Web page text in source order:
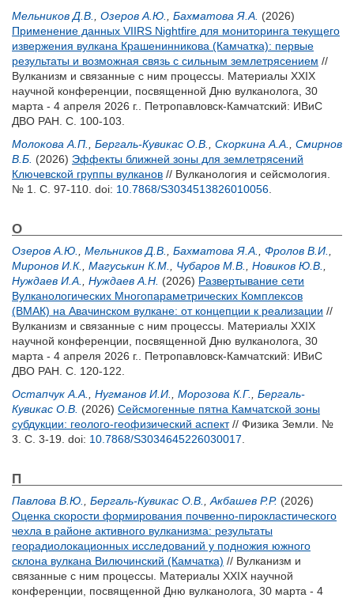
Мельников Д.В.
Озеров А.Ю. Бахматова Я.А. (2026)
Применение данных VIIRS Nightfire для мониторинга текущего
извержения вулкана Крашенинникова (Камчатка): первые
результаты и возможная связь с сильным землетрясением //
Вулканизм и связанные с ним процессы. Материалы XXIX
научной конференции, посвященной Дню вулканолога, 30
марта - 4 апреля 2026 г.. Петропавловск-Камчатский: ИВиС
ДВО РАН. С. 100-103.
Молокова А.П.
Бергаль-Кувикас О.В. Скоркина А.А.
Смирнов
В.Б. (2026) Эффекты ближней зоны для землетрясений
Ключевской группы вулканов // Вулканология и сейсмология.
№ 1. С. 97-110. doi: 10.7868/S3034513826010056
О
Озеров А.Ю. Мельников Д.В. Бахматова Я.А. Фролов В.И.
Миронов И.К.
Магуськин К.М. Чубаров М.В. Новиков Ю.В.
Нуждаев И.А.
Нуждаев А.Н. (2026) Развертывание сети
Вулканологических Многопараметрических Комплексов
(ВМАК) на Авачинском вулкане: от концепции к реализации //
Вулканизм и связанные с ним процессы. Материалы XXIX
научной конференции, посвященной Дню вулканолога, 30
марта - 4 апреля 2026 г.. Петропавловск-Камчатский: ИВиС
ДВО РАН. С. 120-122.
Остапчук А.А.
Нугманов И.И. Морозова К.Г.
Бергаль-
Кувикас О.В. (2026) Сейсмогенные пятна Камчатской зоны
субдукции: геолого-геофизический аспект// Физика Земли. №
3. С. 3-19. doi: 10.7868/S3034645226030017
П
Павлова В.Ю. Бергаль-Кувикас О.В. Акбашев Р.Р. (2026)
Оценка скорости формирования почвенно-пирокластического
чехла в районе активного вулканизма: результаты
георадиолокационных исследований у подножия южного
склона вулкана Вилючинский (Камчатка) // Вулканизм и
связанные с ним процессы. Материалы XXIX научной
конференции, посвященной Дню вулканолога, 30 марта - 4